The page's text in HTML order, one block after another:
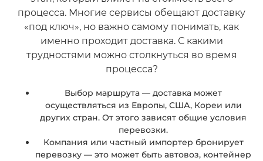
процесса. Многие сервисы обещают доставку
«под ключ», но важно самому понимать, как
именно проходит доставка. С какими
трудностями можно столкнуться во время
процесса?
Выбор маршрута — доставка может
осуществляться из Европы, США, Кореи или
других стран. От этого зависят общие условия
перевозки.
Компания или частный импортер бронирует
перевозку — это может быть автовоз, контейнер